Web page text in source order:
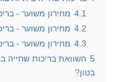
4.1 מחירון משוער -
4.2 מחירון משוער -
4.3 מחירון משוער -
5
בטון?